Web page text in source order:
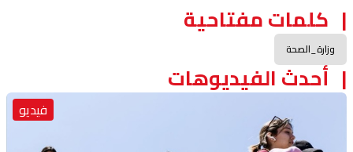
كلمات مفتاحية
وزارة_الصحة
أحدث الفيديوهات
فيديو